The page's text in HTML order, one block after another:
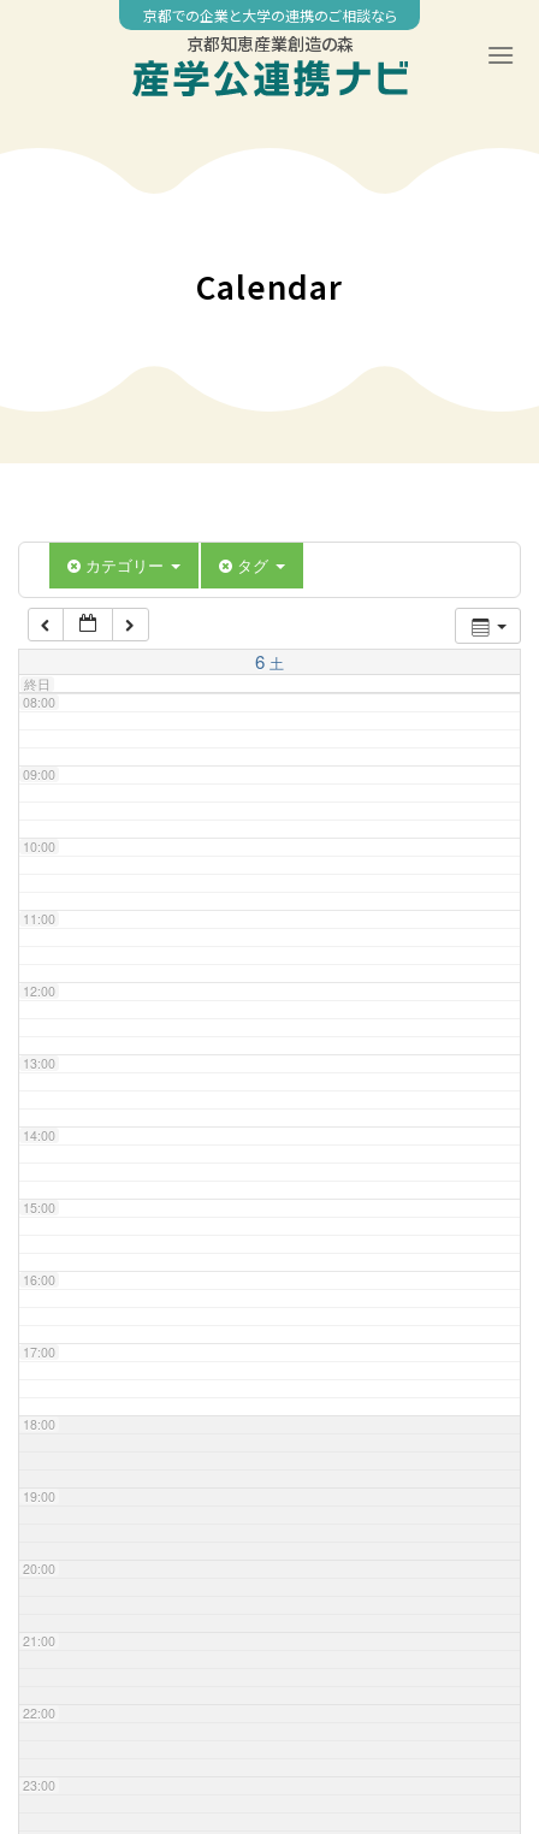
京都での企業と大学の連携のご相談なら
京都知恵産業創造の森
Calendar
カテゴリー タグ
6 土
終日
04:00
07:00
08:00
09:00
10:00
11:00
12:00
13:00
14:00
15:00
16:00
17:00
18:00
19:00
20:00
21:00
22:00
23:00